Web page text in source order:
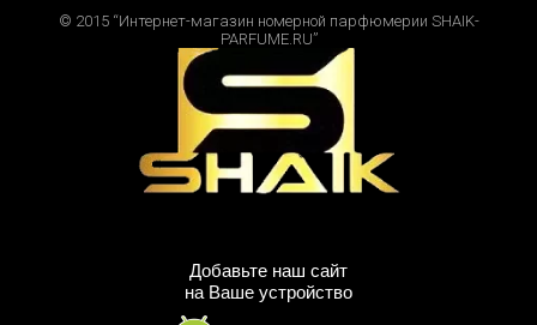
© 2015 “Интернет-магазин номерной парфюмерии SHAIK-
PARFUME.RU”
Добавьте наш сайт
на Ваше устройство